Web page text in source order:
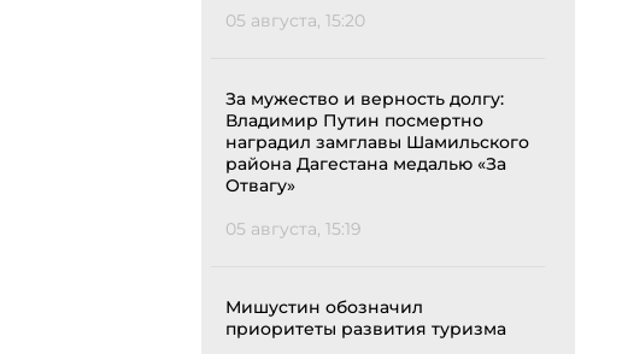
05 августа, 15:20
За мужество и верность долгу:
Владимир Путин посмертно
наградил замглавы Шамильского
района Дагестана медалью «За
Отвагу»
05 августа, 15:19
Мишустин обозначил
приоритеты развития туризма